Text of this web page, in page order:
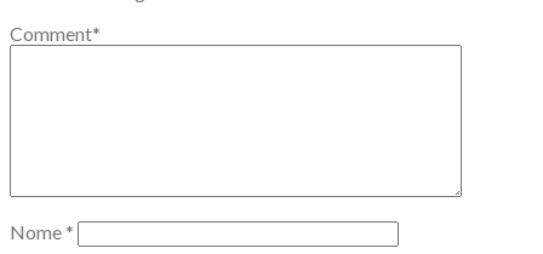
Comment*
Nome *